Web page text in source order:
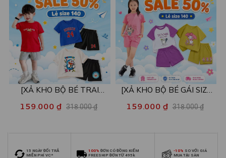
[XẢ KHO BỘ BÉ TRAI
nhiều mẫu - Quần áo bé trai
159.000 ₫ 318.000 ₫
[XẢ KHO BỘ BÉ GÁI SIZE
mẫu - Quần áo bé gái từ 26-
159.000 ₫ 318.000 ₫
15 NGÀY ĐỔI TRẢ
MIỄN PHÍ VC*
100% ĐƠN CÓ ĐỒNG KIỂM
FREESHIP ĐƠN TỪ 495k
-10% SO VỚI GIÁ
MUA TẠI SÀN